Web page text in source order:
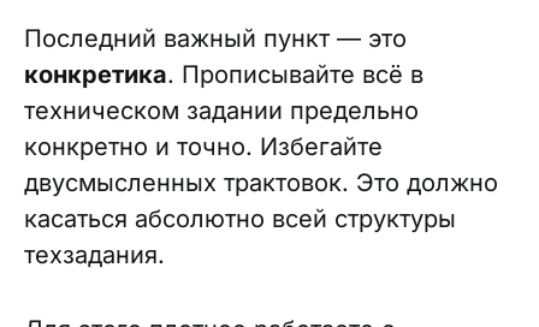
Последний важный пункт — это
конкретика. Прописывайте всё в
техническом задании предельно
конкретно и точно. Избегайте
двусмысленных трактовок. Это должно
касаться абсолютно всей структуры
техзадания.